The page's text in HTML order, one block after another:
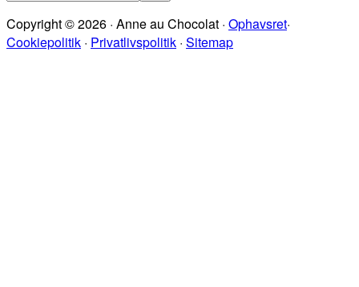
sitet
Copyright © 2026 · Anne au Chocolat · Ophavsret·
Cookiepolitik · Privatlivspolitik · Sitemap